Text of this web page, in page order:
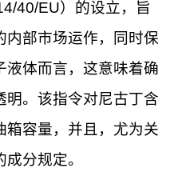
40/EU）的设立，旨
内部市场运作，同时保
液体而言，这意味着确
明。该指令对尼古丁含
箱容量，并且，尤为关
分规定。